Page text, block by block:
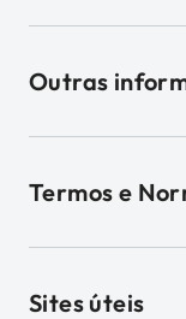
Outras
Termos e
Sites úteis